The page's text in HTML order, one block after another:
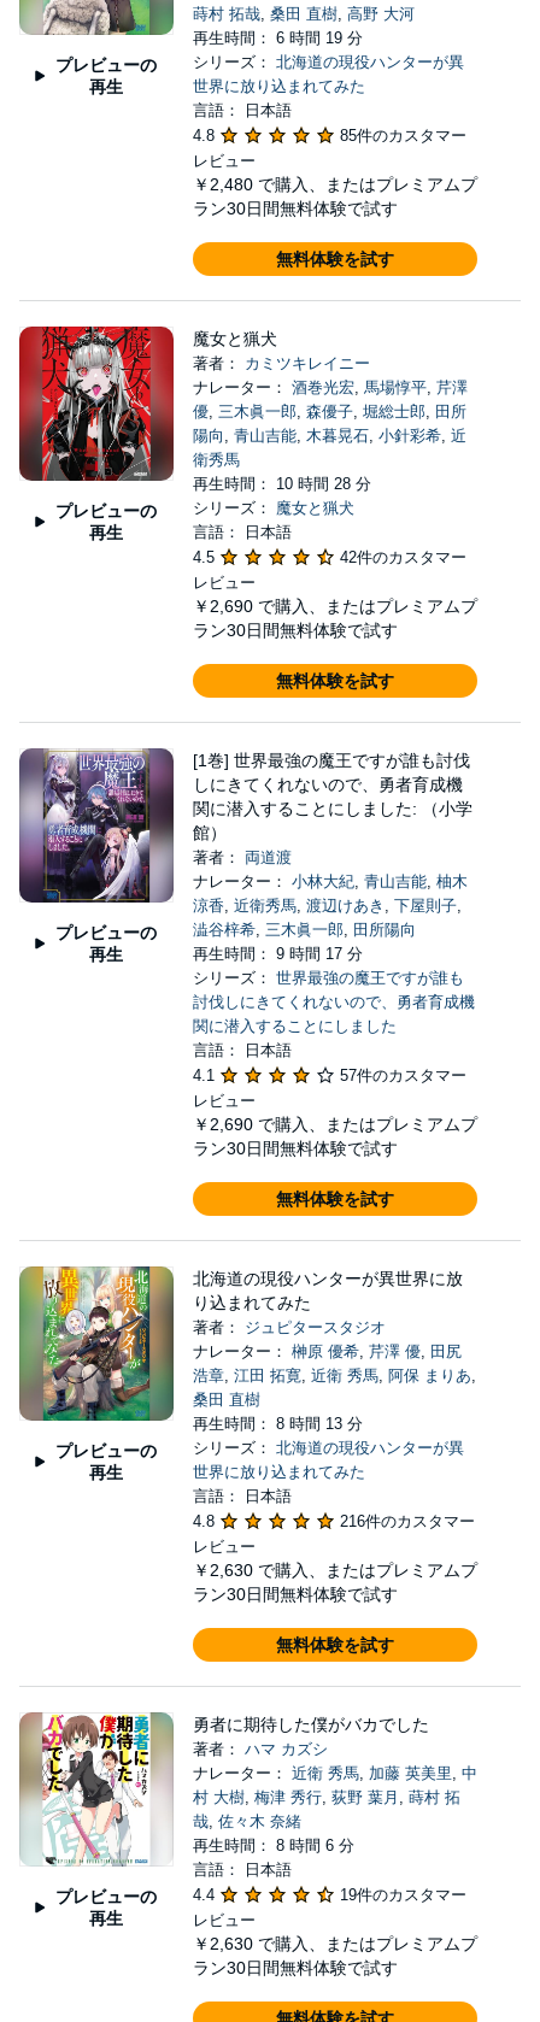
プレビューの
再生
蒔村 拓哉, 桑田 直樹, 高野 大河
再生時間： 6 時間 19 分
シリーズ： 北海道の現役ハンターが異
世界に放り込まれてみた
言語： 日本語
4.8
85件のカスタマー
レビュー
￥2,480 で購入、またはプレミアムプ
ラン30日間無料体験で試す
無料体験を試す
プレビューの
再生
魔女と猟犬
著者： カミツキレイニー
ナレーター： 酒巻光宏, 馬場惇平, 芹澤
優, 三木眞一郎, 森優子, 堀総士郎, 田所
陽向 , 青山吉能, 木暮晃石, 小針彩希, 近
衛秀馬
再生時間： 10 時間 28 分
シリーズ： 魔女と猟犬
言語： 日本語
4.5
42件のカスタマー
レビュー
￥2,690 で購入、またはプレミアムプ
ラン30日間無料体験で試す
無料体験を試す
プレビューの
再生
[1巻] 世界最強の魔王ですが誰も討伐
しにきてくれないので、勇者育成機
関に潜入することにしました: （小学
館）
著者： 両道渡
ナレーター： 小林大紀, 青山吉能, 柚木
涼香, 近衛秀馬, 渡辺けあき , 下屋則子,
澁谷梓希, 三木眞一郎, 田所陽向
再生時間： 9 時間 17 分
シリーズ： 世界最強の魔王ですが誰も
討伐しにきてくれないので、勇者育成機
関に潜入することにしました
言語： 日本語
4.1
57件のカスタマー
レビュー
￥2,690 で購入、またはプレミアムプ
ラン30日間無料体験で試す
無料体験を試す
プレビューの
再生
北海道の現役ハンターが異世界に放
り込まれてみた
著者： ジュピタースタジオ
ナレーター： 榊原 優希, 芹澤 優, 田尻
浩章, 江田 拓寛, 近衛 秀馬, 阿保 まりあ,
桑田 直樹
再生時間： 8 時間 13 分
シリーズ： 北海道の現役ハンターが異
世界に放り込まれてみた
言語： 日本語
4.8
216件のカスタマー
レビュー
￥2,630 で購入、またはプレミアムプ
ラン30日間無料体験で試す
無料体験を試す
プレビューの
再生
勇者に期待した僕がバカでした
著者： ハマ カズシ
ナレーター： 近衛 秀馬, 加藤 英美里, 中
村 大樹, 梅津 秀行, 荻野 葉月 , 蒔村 拓
哉, 佐々木 奈緒
再生時間： 8 時間 6 分
言語： 日本語
4.4
19件のカスタマー
レビュー
￥2,630 で購入、またはプレミアムプ
ラン30日間無料体験で試す